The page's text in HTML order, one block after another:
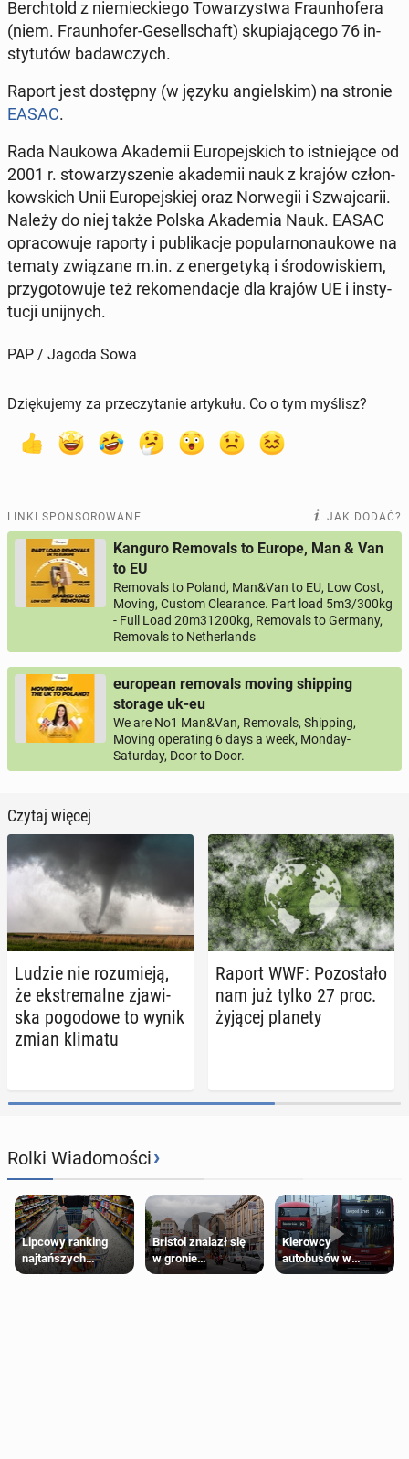
Berch­told z nie­miec­kie­go To­wa­rzy­stwa Fraun­ho­fe­ra
(niem. Fraun­ho­fer-Ge­sel­l­schaft) sku­pia­ją­ce­go 76 in­
sty­tu­tów ba­daw­czych.
Raport jest do­stęp­ny (w języku an­giel­skim) na stronie
EASAC.
Rada Naukowa Aka­de­mii Eu­ro­pej­skich to ist­nie­ją­ce od
2001 r. sto­wa­rzy­sze­nie aka­de­mii nauk z krajów człon­
kow­skich Unii Eu­ro­pej­skiej oraz Nor­we­gii i Szwaj­ca­rii.
Należy do niej także Polska Aka­de­mia Nauk. EASAC
opra­co­wu­je raporty i pu­bli­ka­cje po­pu­lar­no­nau­ko­we na
tematy zwią­za­ne m.in. z ener­ge­ty­ką i śro­do­wi­skiem,
przy­go­to­wu­je też re­ko­men­da­cje dla krajów UE i in­sty­
tu­cji unij­nych.
PAP / Jagoda Sowa
Dziękujemy za przeczytanie artykułu. Co o tym myślisz?
LINKI SPONSOROWANE JAK DODAĆ?
Kanguro Removals to Europe, Man & Van
to EU
Removals to Poland, Man&Van to EU, Low Cost,
Moving, Custom Clearance. Part load 5m3/300kg
- Full Load 20m31200kg, Removals to Germany,
Removals to Netherlands
european removals moving shipping
storage uk-eu
We are No1 Man&Van, Removals, Shipping,
Moving operating 6 days a week, Monday-
Saturday, Door to Door.
Czytaj więcej
Ludzie nie ro­zu­mie­ją,
że eks­tre­mal­ne zja­wi­
ska po­go­do­we to wynik
zmian klimatu
Raport WWF: Po­zo­sta­ło
nam już tylko 27 proc.
żyjącej planety
Rolki Wiadomości›
Lipcowy ranking
najtańszych
supermarketów
Bristol znalazł się
w gronie
najlepszych
Kierowcy
autobusów w
Londynie